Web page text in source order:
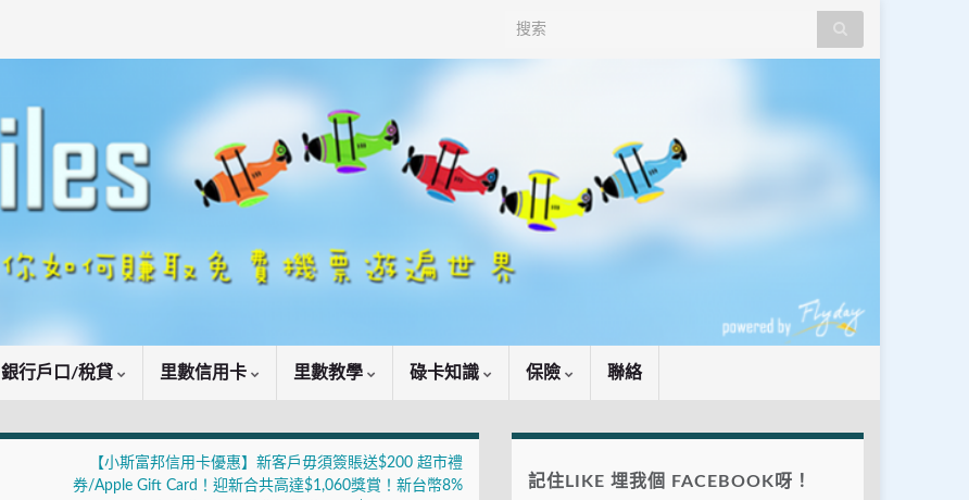
Search for:
銀行戶口/稅貸 里數信用卡 里數教學 碌卡知識 保險 聯絡
【小斯富邦信用卡優惠】新客戶毋須簽賬送$200 超市禮
券/Apple Gift Card！迎新合共高達$1,060獎賞！新台幣8%
記住LIKE 埋我個 FACEBOOK呀！